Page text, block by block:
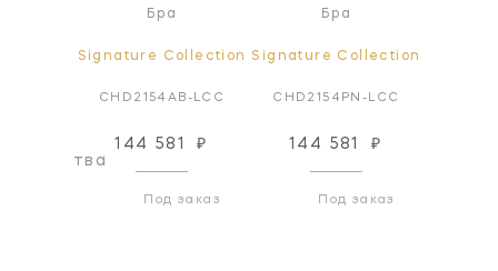
Бра
Signature Collection
CHD2154AB-LCC
144 581 ₽
Под заказ
Бра
Signature Collection
CHD2154PN-LCC
144 581 ₽
Под заказ